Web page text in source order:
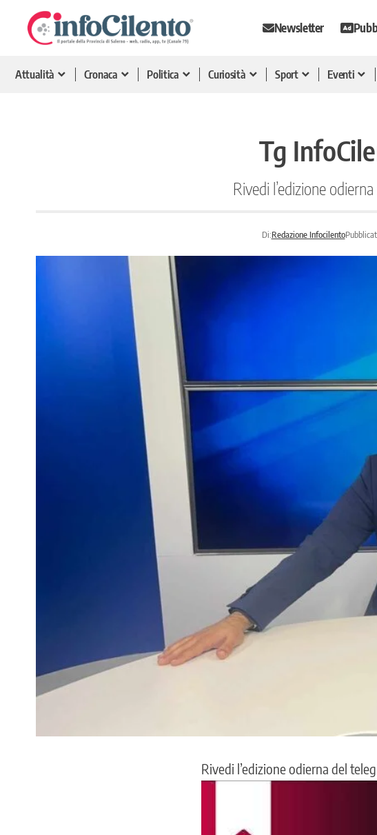
Newsletter
Attualità Cronaca Politica Curiosità Sport Eventi
Tg
Rivedi l’edizione
Di:Redazione Infocilento
Rivedi l’edizione odierna del